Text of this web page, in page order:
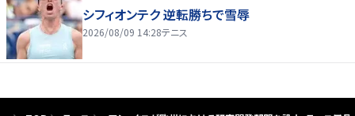
シフィオンテク 逆転勝ちで雪辱
2026/08/09 14:28テニス